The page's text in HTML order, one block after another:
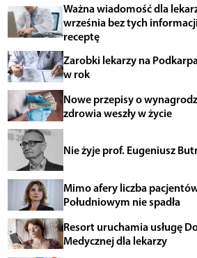
Ważna wiadomość dla
września bez tych
receptę
Zarobki lekarzy na
w rok
Nowe przepisy o
zdrowia weszły w życie
Nie żyje prof. Eugeniusz
Mimo afery liczba
Południowym nie spadła
Resort uruchamia usługę
Medycznej dla lekarzy